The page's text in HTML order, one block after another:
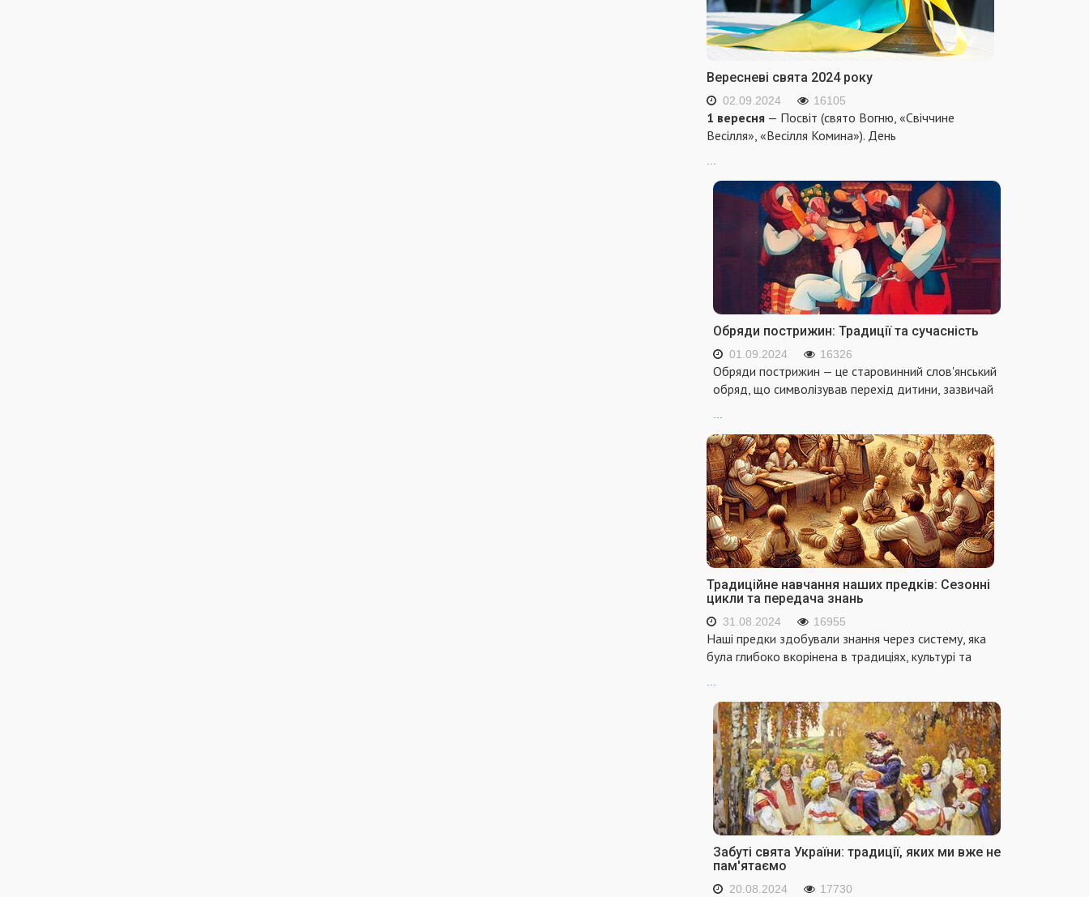
Вересневі свята 2024 року
02.09.2024 16105
1 вересня — Посвіт (свято Вогню, «Свіччине
Весілля», «Весілля Комина»). День
...
Обряди пострижин: Традиції та сучасність
01.09.2024 16326
Обряди пострижин — це старовинний слов'янський
обряд, що символізував перехід дитини, зазвичай
...
Традиційне навчання наших предків: Сезонні
цикли та передача знань
31.08.2024 16955
Наші предки здобували знання через систему, яка
була глибоко вкорінена в традиціях, культурі та
...
Забуті свята України: традиції, яких ми вже не
пам'ятаємо
20.08.2024 17730